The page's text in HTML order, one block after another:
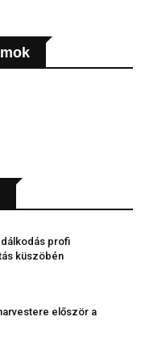
profi
küszöbén
először a